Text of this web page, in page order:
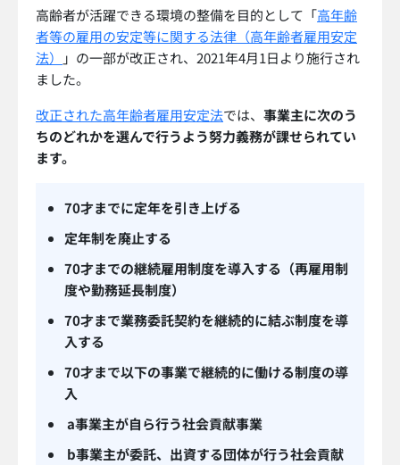
高齢者が活躍できる環境の整備を目的として「高年齢
者等の雇用の安定等に関する法律（高年齢者雇用安定
法）
」の一部が改正され、2021年4月1日より施行され
ました。
改正された高年齢者雇用安定法では、 事業主に次のう
ちのどれかを選んで行うよう努力義務が課せられてい
ます。
70才までに定年を引き上げる
定年制を廃止する
70才までの継続雇用制度を導入する（再雇用制
度や勤務延長制度）
70才まで業務委託契約を継続的に結ぶ制度を導
入する
70才まで以下の事業で継続的に働ける制度の導
入
a事業主が自ら行う社会貢献事業
b事業主が委託、出資する団体が行う社会貢献